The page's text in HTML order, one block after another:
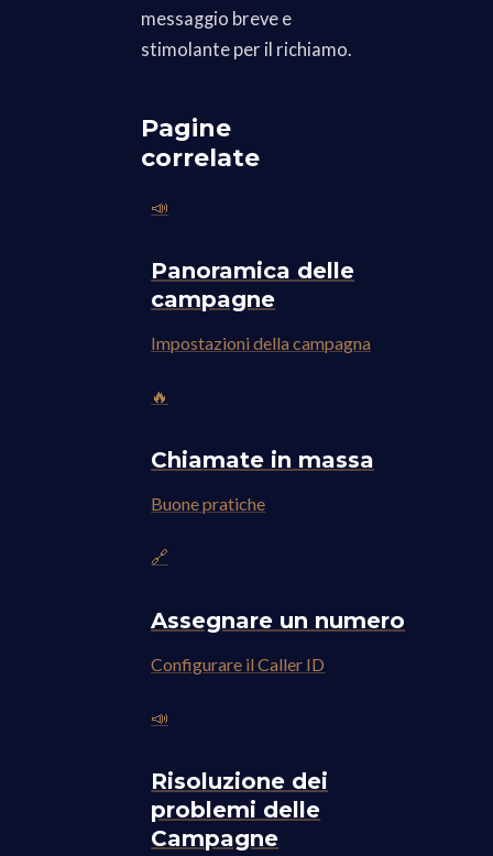
messaggio breve e
stimolante per il richiamo.
Pagine
correlate
📣
Panoramica delle
campagne
Impostazioni della campagna
🔥
Chiamate in massa
Buone pratiche
🔗
Assegnare un numero
Configurare il Caller ID
📣
Risoluzione dei
problemi delle
Campagne